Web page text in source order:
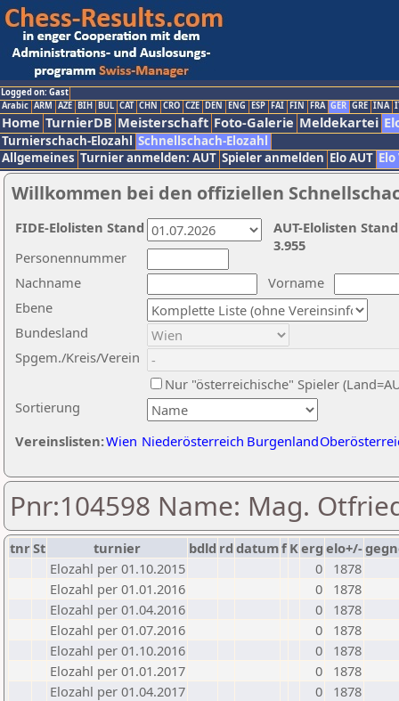
Logged on: Gast
Arabic ARM AZE BIH BUL CAT CHN CRO CZE DEN ENG ESP FAI FIN FRA GER GRE INA
Home TurnierDB Meisterschaft Foto-Galerie Meldekartei
Turnierschach-Elozahl Schnellschach-Elozahl
Allgemeines Turnier anmelden: AUT Spieler anmelden Elo AUT
Willkommen bei den offiziellen
Nachname
Vorname
Ebene
Sortierung
Personennummer
Bundesland
Spgem./Kreis/Verein
Nur "österreichische" Spieler
Vereinslisten:Wien Niederösterreich Burgenland
AUT-Elolisten
3.955
FIDE-Elolisten Stand
Pnr:104598 Name: Mag.
tnrSt turnier bdld rd datumf Kerg elo+/-
Elozahl per 01.10.2015
0
1878
Elozahl per 01.01.2016
0
1878
Elozahl per 01.04.2016
0
1878
Elozahl per 01.07.2016
0
1878
Elozahl per 01.10.2016
0
1878
Elozahl per 01.01.2017
0
1878
Elozahl per 01.04.2017
0
1878